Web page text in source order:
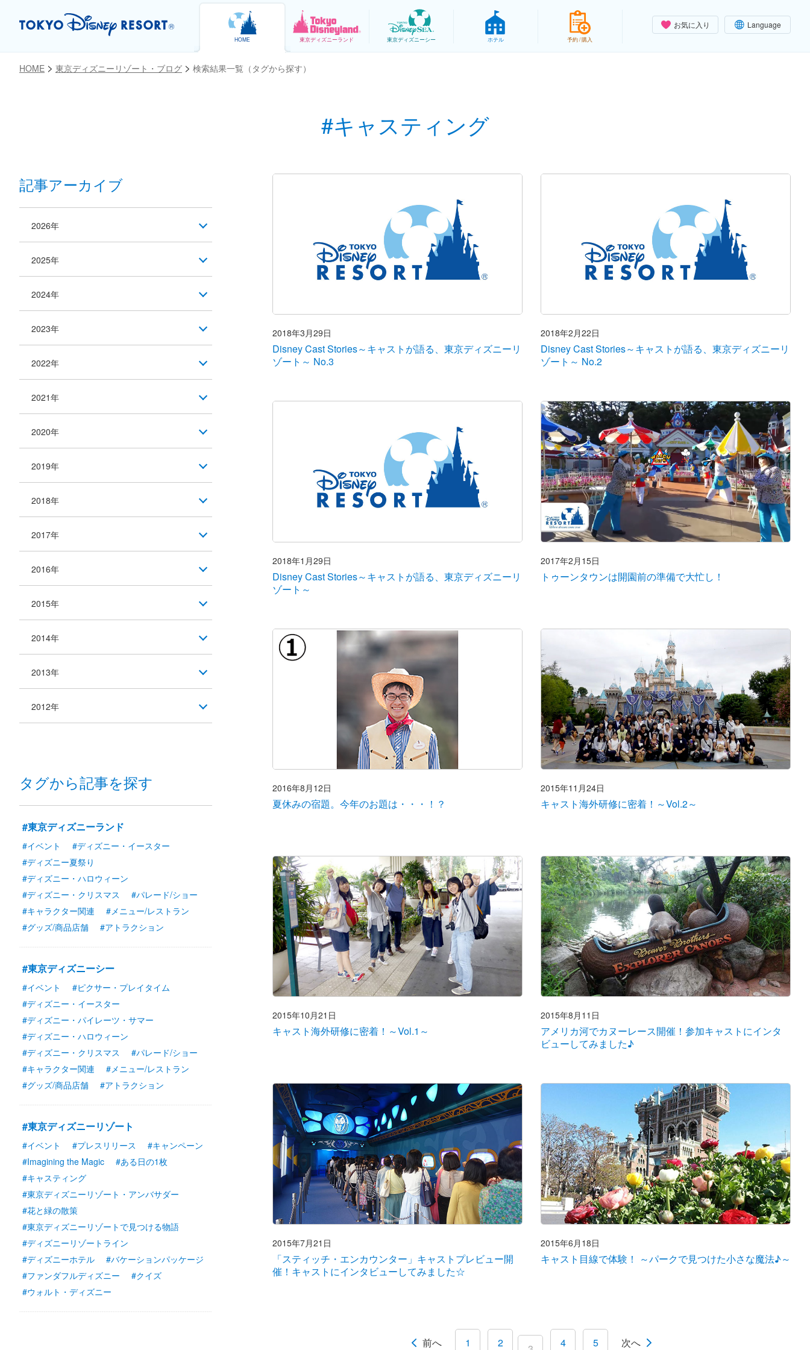
お気に入り Language
HOME 東京ディズニーランド 東京ディズニーシー ホテル 予約 / 購入
HOME 東京ディズニーリゾート・ブログ 検索結果一覧（タグから探す）
#キャスティング
2018年3月29日
Disney Cast Stories～キャストが語る、東京ディズニーリ
ゾート～ No.3
2018年2月22日
Disney Cast Stories～キャストが語る、東京ディズニーリ
ゾート～ No.2
2018年1月29日
Disney Cast Stories～キャストが語る、東京ディズニーリ
ゾート～
2017年2月15日
トゥーンタウンは開園前の準備で大忙し！
2016年8月12日
夏休みの宿題。今年のお題は・・・！？
2015年11月24日
キャスト海外研修に密着！～Vol.2～
2015年10月21日
キャスト海外研修に密着！～Vol.1～
2015年8月11日
アメリカ河でカヌーレース開催！参加キャストにインタ
ビューしてみました♪
2015年7月21日
「スティッチ・エンカウンター」キャストプレビュー開
催！キャストにインタビューしてみました☆
2015年6月18日
キャスト目線で体験！ ～パークで見つけた小さな魔法♪～
前へ 1 2 4 5 次へ
記事アーカイブ
2026年
2025年
2024年
2023年
2022年
2021年
2020年
2019年
2018年
2017年
2016年
2015年
2014年
2013年
2012年
タグから記事を探す
#東京ディズニーランド
#イベント
#ディズニー・イースター
#ディズニー夏祭り
#ディズニー・ハロウィーン
#ディズニー・クリスマス
#パレード/ショー
#キャラクター関連
#メニュー/レストラン
#グッズ/商品店舗
#アトラクション
#東京ディズニーシー
#イベント
#ピクサー・プレイタイム
#ディズニー・イースター
#ディズニー・パイレーツ・サマー
#ディズニー・ハロウィーン
#ディズニー・クリスマス
#パレード/ショー
#キャラクター関連
#メニュー/レストラン
#グッズ/商品店舗
#アトラクション
#東京ディズニーリゾート
#イベント #プレスリリース
#キャンペーン
#Imagining the Magic
#ある日の1枚
#キャスティング
#東京ディズニーリゾート・アンバサダー
#花と緑の散策
#東京ディズニーリゾートで見つける物語
#ディズニーリゾートライン
#ディズニーホテル
#バケーションパッケージ
#ファンダフルディズニー
#クイズ
#ウォルト・ディズニー